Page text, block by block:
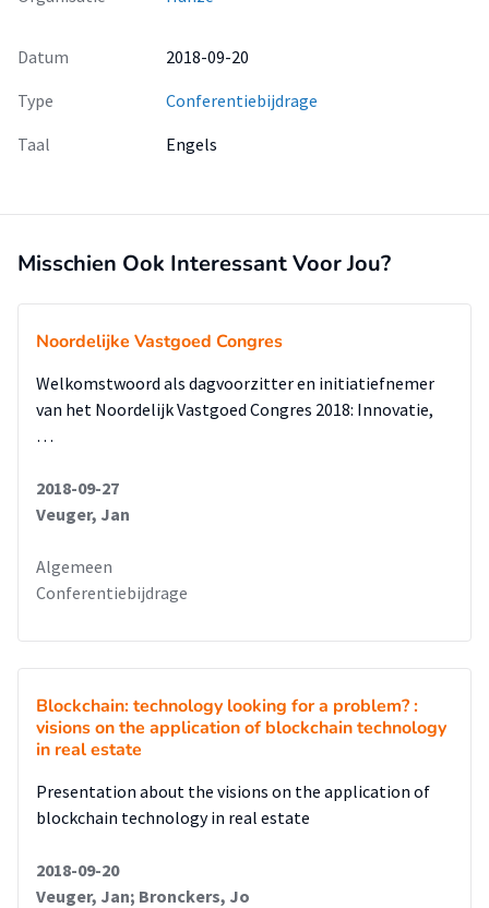
Datum
2018-09-20
Type
Conferentiebijdrage
Taal
Engels
Misschien Ook Interessant Voor Jou?
Noordelijke Vastgoed Congres
Welkomstwoord als dagvoorzitter en initiatiefnemer
van het Noordelijk Vastgoed Congres 2018: Innovatie,
…
2018-09-27
Veuger, Jan
Algemeen
Conferentiebijdrage
Blockchain: technology looking for a problem? :
visions on the application of blockchain technology
in real estate
Presentation about the visions on the application of
blockchain technology in real estate
2018-09-20
Veuger, Jan; Bronckers, Jo